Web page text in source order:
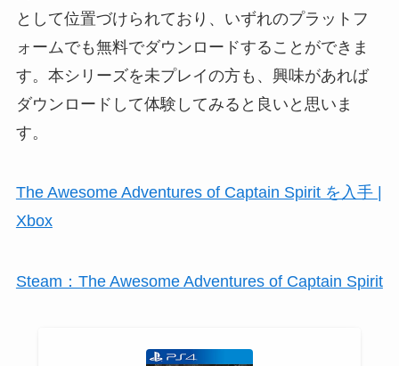
として位置づけられており、いずれのプラットフ
ォームでも無料でダウンロードすることができま
す。本シリーズを未プレイの方も、興味があれば
ダウンロードして体験してみると良いと思いま
す。
The Awesome Adventures of Captain Spirit を入手 |
Xbox
Steam：The Awesome Adventures of Captain Spirit